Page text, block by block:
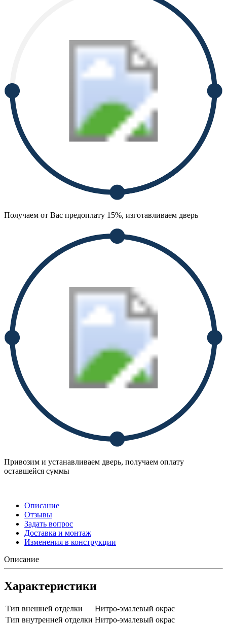
Получаем от Вас предоплату 15%, изготавливаем дверь
Привозим и устанавливаем дверь, получаем оплату
оставшейся суммы
Описание
Отзывы
Задать вопрос
Доставка и монтаж
Изменения в конструкции
Описание
Характеристики
Тип внешней отделки
Нитро-эмалевый окрас
Тип внутренней отделки Нитро-эмалевый окрас